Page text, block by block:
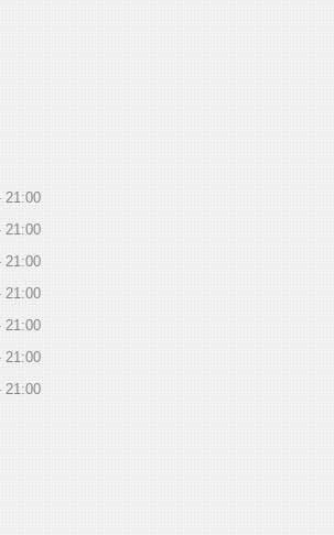
21:00
21:00
21:00
21:00
21:00
21:00
21:00